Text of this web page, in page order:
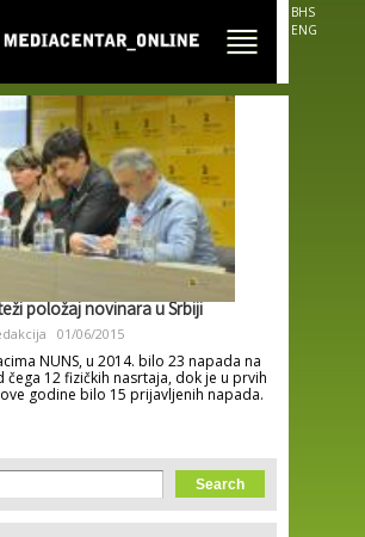
main
content
BHS
ENG
položaj novinara u Srbiji
01/06/2015
NUNS, u 2014. bilo 23 napada na
čega 12 fizičkih nasrtaja, dok je u prvih
godine bilo 15 prijavljenih napada.
form